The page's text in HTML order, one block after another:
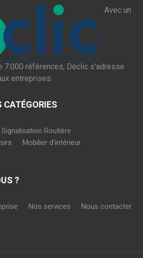
Avec un
7.000 références, Déclic s'adresse
entreprises.
CATÉGORIES
Signalisation Routière
Mobilier d'intérieur
?
Nos services Nous contacter